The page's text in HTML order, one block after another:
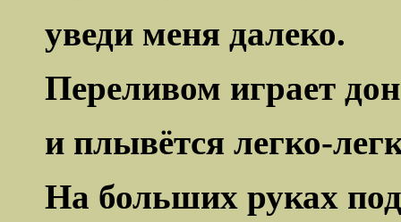
уведи меня далеко.
Переливом играет
и плывётся легко-
На больших руках